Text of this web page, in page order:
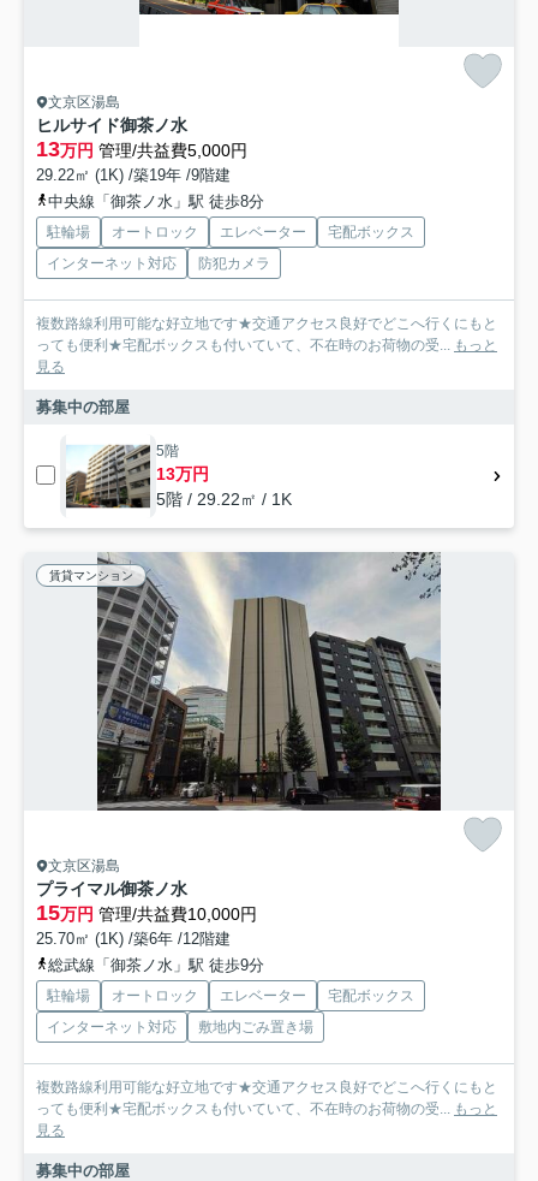
文京区湯島
ヒルサイド御茶ノ水
13万円 管理/共益費5,000円
29.22㎡ (1K) /築19年 /9階建
中央線「御茶ノ水」駅 徒歩8分
駐輪場 オートロック エレベーター
宅配ボックス
インターネット対応
防犯カメラ
複数路線利用可能な好立地です★交通アクセス良好でどこへ行くにもと
っても便利★宅配ボックスも付いていて、不在時のお荷物の受... もっと
見る
募集中の部屋
5階
13万円
5階 / 29.22㎡ / 1K
賃貸マンション
文京区湯島
プライマル御茶ノ水
15万円 管理/共益費10,000円
25.70㎡ (1K) /築6年 /12階建
総武線「御茶ノ水」駅 徒歩9分
駐輪場 オートロック エレベーター
宅配ボックス
インターネット対応
敷地内ごみ置き場
複数路線利用可能な好立地です★交通アクセス良好でどこへ行くにもと
っても便利★宅配ボックスも付いていて、不在時のお荷物の受... もっと
見る
募集中の部屋